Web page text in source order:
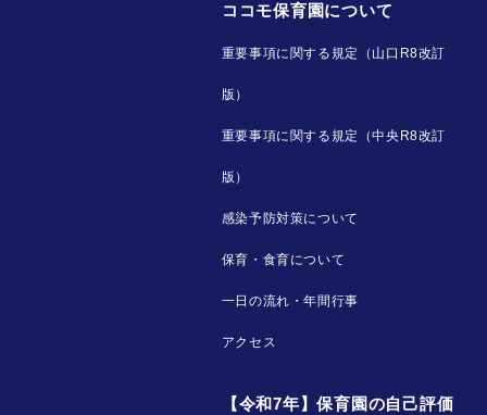
ココモ保育園について
重要事項に関する規定（山口R8改訂
版）
重要事項に関する規定（中央R8改訂
版）
感染予防対策について
保育・食育について
一日の流れ・年間行事
アクセス
【令和7年】保育園の自己評価